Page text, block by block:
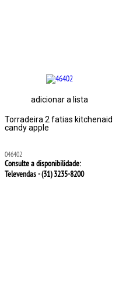
adicionar a lista
Torradeira 2 fatias kitchenaid
candy apple
046402
Consulte a disponibilidade:
Televendas - (31)3235-8200